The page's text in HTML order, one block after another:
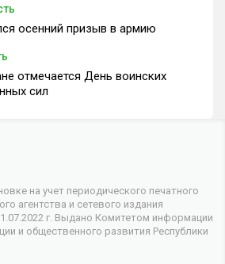
осенний призыв в армию
отмечается День воинских
сил
на учет периодического печатного
агентства и сетевого издания
г. Выдано Комитетом информации
и общественного развития Республики